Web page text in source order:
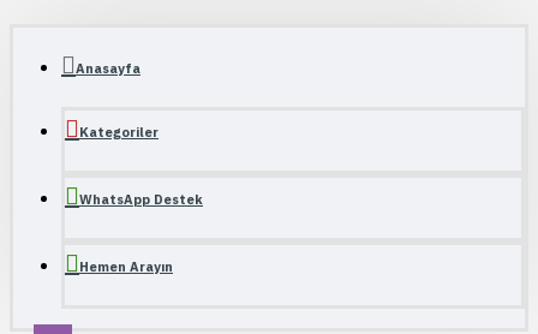
Anasayfa
Kategoriler
WhatsApp Destek
Hemen Arayın